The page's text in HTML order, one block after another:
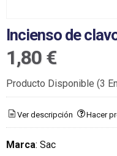
Incienso de
1,80 €
Producto Disponible (3
Ver descripción Hacer
Marca: Sac